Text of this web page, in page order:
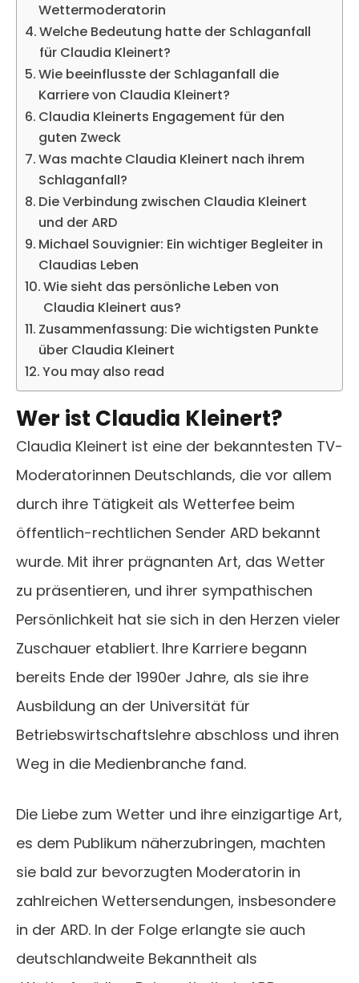
Wettermoderatorin
Welche Bedeutung hatte der Schlaganfall
für Claudia Kleinert?
Wie beeinflusste der Schlaganfall die
Karriere von Claudia Kleinert?
Claudia Kleinerts Engagement für den
guten Zweck
Was machte Claudia Kleinert nach ihrem
Schlaganfall?
Die Verbindung zwischen Claudia Kleinert
und der ARD
Michael Souvignier: Ein wichtiger Begleiter in
Claudias Leben
Wie sieht das persönliche Leben von
Claudia Kleinert aus?
Zusammenfassung: Die wichtigsten Punkte
über Claudia Kleinert
You may also read
Wer ist Claudia Kleinert?
Claudia Kleinert ist eine der bekanntesten TV-
Moderatorinnen Deutschlands, die vor allem
durch ihre Tätigkeit als Wetterfee beim
öffentlich-rechtlichen Sender ARD bekannt
wurde. Mit ihrer prägnanten Art, das Wetter
zu präsentieren, und ihrer sympathischen
Persönlichkeit hat sie sich in den Herzen vieler
Zuschauer etabliert. Ihre Karriere begann
bereits Ende der 1990er Jahre, als sie ihre
Ausbildung an der Universität für
Betriebswirtschaftslehre abschloss und ihren
Weg in die Medienbranche fand.
Die Liebe zum Wetter und ihre einzigartige Art,
es dem Publikum näherzubringen, machten
sie bald zur bevorzugten Moderatorin in
zahlreichen Wettersendungen, insbesondere
in der ARD. In der Folge erlangte sie auch
deutschlandweite Bekanntheit als